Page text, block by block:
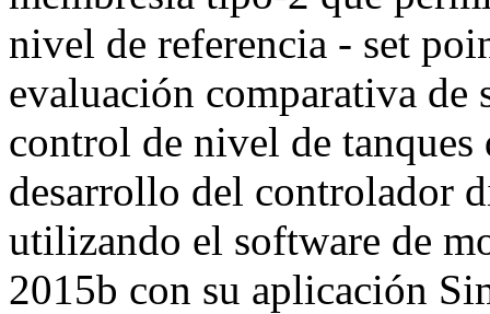
nivel de referencia - set
evaluación comparativa de
control de nivel de
desarrollo del controlador
utilizando el software de
2015b con su aplicación